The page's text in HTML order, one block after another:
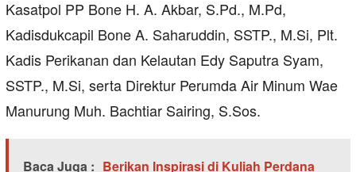
Kasatpol PP Bone H. A. Akbar, S.Pd., M.Pd,
Kadisdukcapil Bone A. Saharuddin, SSTP., M.Si, Plt.
Kadis Perikanan dan Kelautan Edy Saputra Syam,
SSTP., M.Si, serta Direktur Perumda Air Minum Wae
Manurung Muh. Bachtiar Sairing, S.Sos.
Baca Juga : Berikan Inspirasi di Kuliah Perdana